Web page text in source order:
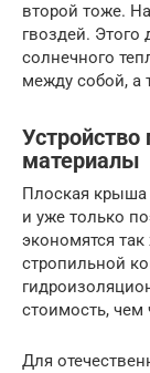
второй тоже.
гвоздей. Этого
солнечного
между собой, а
материалы
Плоская
и уже только
экономятся так
стропильной
стоимость, чем
Для